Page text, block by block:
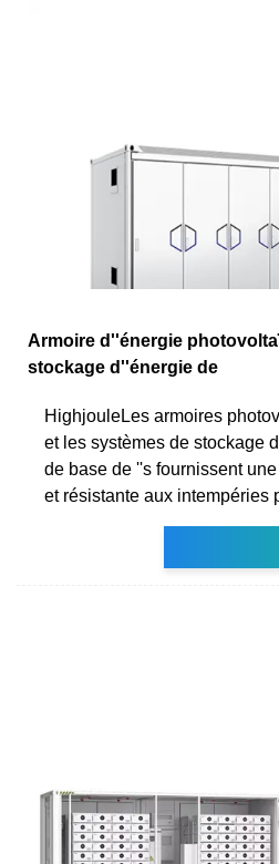
Armoire d''énergie
stockage d''énergie de
HighjouleLes armoires
et les systèmes de stockage
de base de ''s fournissent
et résistante aux intempéries